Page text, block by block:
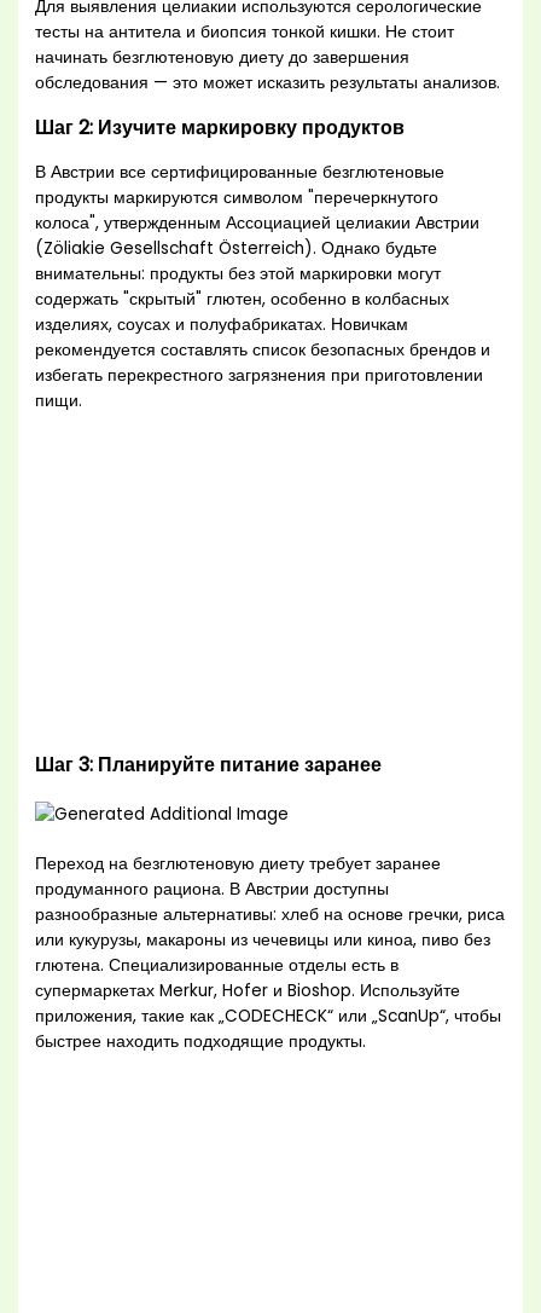
Для выявления целиакии используются серологические
тесты на антитела и биопсия тонкой кишки. Не стоит
начинать безглютеновую диету до завершения
обследования — это может исказить результаты анализов.
Шаг 2: Изучите маркировку продуктов
В Австрии все сертифицированные безглютеновые
продукты маркируются символом "перечеркнутого
колоса", утвержденным Ассоциацией целиакии Австрии
(Zöliakie Gesellschaft Österreich). Однако будьте
внимательны: продукты без этой маркировки могут
содержать "скрытый" глютен, особенно в колбасных
изделиях, соусах и полуфабрикатах. Новичкам
рекомендуется составлять список безопасных брендов и
избегать перекрестного загрязнения при приготовлении
пищи.
Шаг 3: Планируйте питание заранее
Переход на безглютеновую диету требует заранее
продуманного рациона. В Австрии доступны
разнообразные альтернативы: хлеб на основе гречки, риса
или кукурузы, макароны из чечевицы или киноа, пиво без
глютена. Специализированные отделы есть в
супермаркетах Merkur, Hofer и Bioshop. Используйте
приложения, такие как „CODECHECK“ или „ScanUp“, чтобы
быстрее находить подходящие продукты.